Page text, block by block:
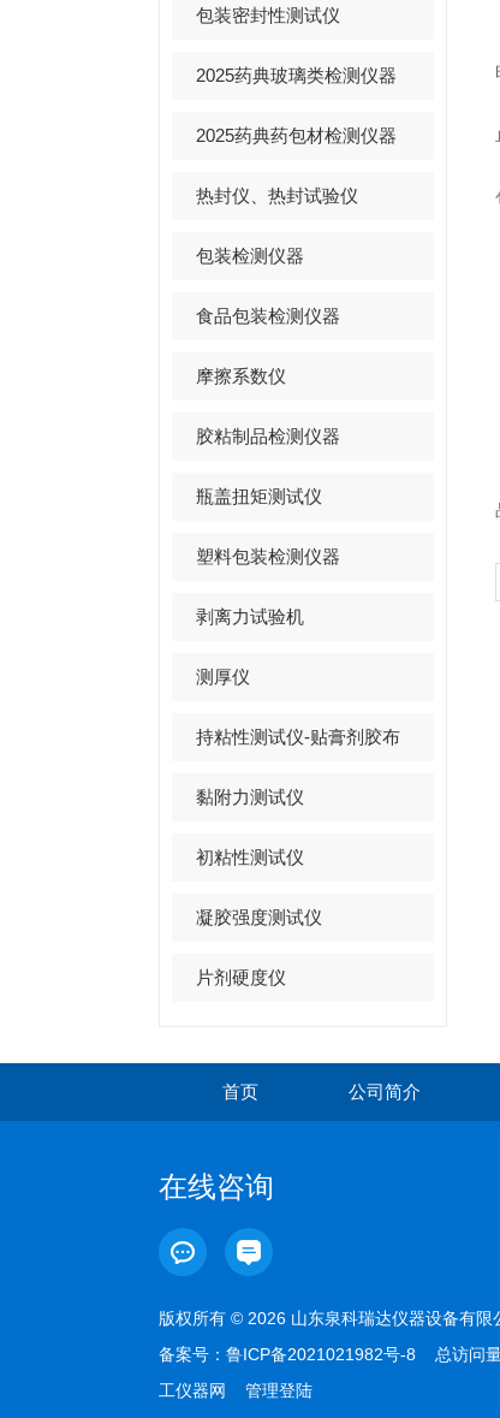
包装密封性测试仪
2025药典玻璃类检测仪器
2025药典药包材检测仪器
热封仪、热封试验仪
包装检测仪器
食品包装检测仪器
摩擦系数仪
胶粘制品检测仪器
瓶盖扭矩测试仪
塑料包装检测仪器
剥离力试验机
测厚仪
持粘性测试仪-贴膏剂胶布
黏附力测试仪
初粘性测试仪
凝胶强度测试仪
片剂硬度仪
首页 公司简介
在线咨询
版权所有 © 2026 山东泉科瑞达仪器设备有
备案号： 鲁ICP备2021021982号-8 总访问
工仪器网
管理登陆